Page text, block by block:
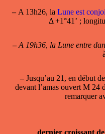
–A 13h26, la Lune est
Δ +1°41’ ;
– A 19h36, la Lune entre
–Jusqu’au 21, en début
devant l’amas ouvert M 24
remarquer